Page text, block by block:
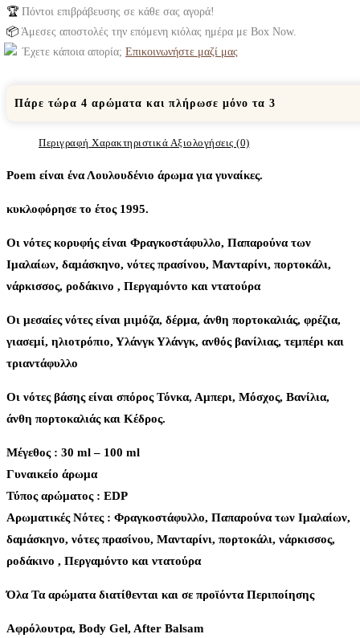
🏆 Πόντοι επιβράβευσης σε κάθε σας αγορά!
📦 Άμεσες αποστολές την επόμενη κιόλας ημέρα με Box Now.
Έχετε κάποια απορία; Επικοινωνήστε μαζί μας
Πάρε τώρα 4 αρώματα και πλήρωσε μόνο τα 3
Περιγραφή Χαρακτηριστικά Αξιολογήσεις (0)
Poem είναι ένα Λουλουδένιο άρωμα για γυναίκες.
κυκλοφόρησε το έτος 1995.
Οι νότες κορυφής είναι Φραγκοστάφυλλο, Παπαρούνα των
Ιμαλαίων, δαμάσκηνο, νότες πρασίνου, Μανταρίνι, πορτοκάλι,
νάρκισσος, ροδάκινο , Περγαμόντο και ντατούρα
Oι μεσαίες νότες είναι μιμόζα, δέρμα, άνθη πορτοκαλιάς, φρέζια,
γιασεμί, ηλιοτρόπιο, Υλάνγκ Υλάνγκ, ανθός βανίλιας, τεμπέρι και
τριαντάφυλλο
Oι νότες βάσης είναι σπόρος Τόνκα, Αμπερι, Μόσχος, Βανίλια,
άνθη πορτοκαλιάς και Κέδρος.
Μέγεθος : 30 ml – 100 ml
Γυναικείο άρωμα
Τύπος αρώματος : ΕDP
Aρωματικές Νότες : Φραγκοστάφυλλο, Παπαρούνα των Ιμαλαίων,
δαμάσκηνο, νότες πρασίνου, Μανταρίνι, πορτοκάλι, νάρκισσος,
ροδάκινο , Περγαμόντο και ντατούρα
Όλα Τα αρώματα διατίθενται και σε προϊόντα Περιποίησης
Αφρόλουτρα, Body Gel, After Balsam